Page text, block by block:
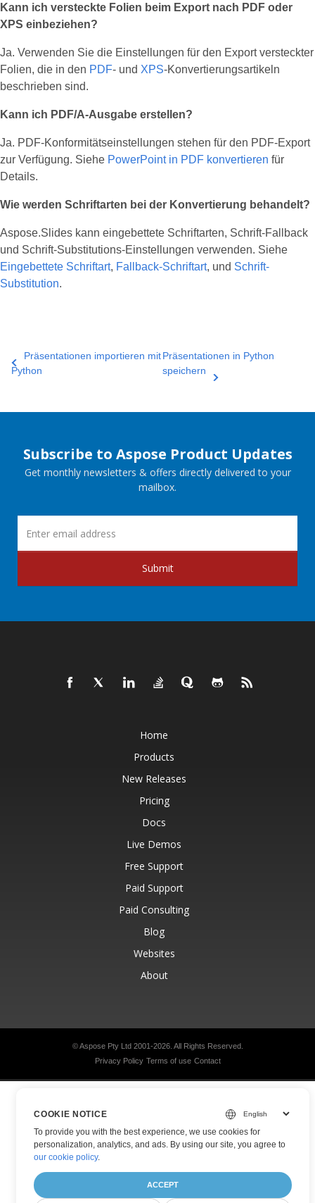
Kann ich versteckte Folien beim Export nach PDF oder
XPS einbeziehen?
Ja. Verwenden Sie die Einstellungen für den Export versteckter
Folien, die in den PDF‑ und XPS‑Konvertierungsartikeln
beschrieben sind.
Kann ich PDF/A‑Ausgabe erstellen?
Ja. PDF-Konformitätseinstellungen stehen für den PDF-Export
zur Verfügung. Siehe PowerPoint in PDF konvertieren für
Details.
Wie werden Schriftarten bei der Konvertierung behandelt?
Aspose.Slides kann eingebettete Schriftarten, Schrift-Fallback
und Schrift-Substitutions‑Einstellungen verwenden. Siehe
Eingebettete Schriftart, Fallback-Schriftart, und Schrift-
Substitution.
Präsentationen importieren mit
Python
Präsentationen in Python
speichern
Subscribe to Aspose Product Updates
Get monthly newsletters & offers directly delivered to your
mailbox.
Submit
Home
Products
New Releases
Pricing
Docs
Live Demos
Free Support
Paid Support
Paid Consulting
Blog
Websites
About
© Aspose Pty Ltd 2001-2026. All Rights Reserved.
Privacy Policy Terms of use Contact
COOKIE NOTICE
To provide you with the best experience, we use cookies for
personalization, analytics, and ads. By using our site, you agree to
our cookie policy.
ACCEPT